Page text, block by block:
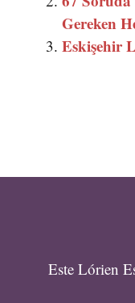
Gereken
Eskişehir
Este Lórien